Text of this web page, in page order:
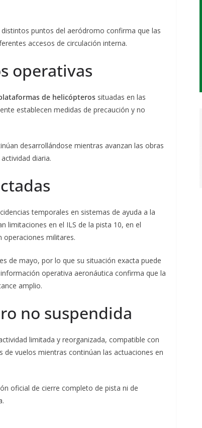
puntos del aeródromo confirma que las
accesos de circulación interna.
operativas
de helicópteros situadas en las
establecen medidas de precaución y no
desarrollándose mientras avanzan las obras
diaria.
temporales en sistemas de ayuda a la
limitaciones en el ILS de la pista 10, en el
operaciones militares.
de mayo, por lo que su situación exacta puede
operativa aeronáutica confirma que la
amplio.
no suspendida
limitada y reorganizada, compatible con
vuelos mientras continúan las actuaciones en
oficial de cierre completo de pista ni de